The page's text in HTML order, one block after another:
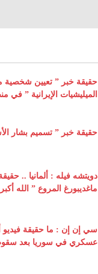
حقيقة خبر ” تعيين شخصية
الميليشيات الإيرانية ”
حقيقة خبر ” تسميم بشار
دويتشه فيله : ألمانيا ..
ماغديبورغ المروع ” الله
سي إن إن : ما حقيقة
عسكري في سوريا بعد